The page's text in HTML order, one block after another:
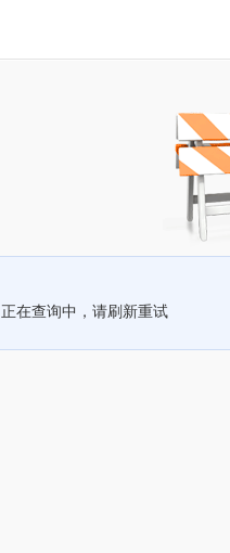
正在查询中，请刷新重试